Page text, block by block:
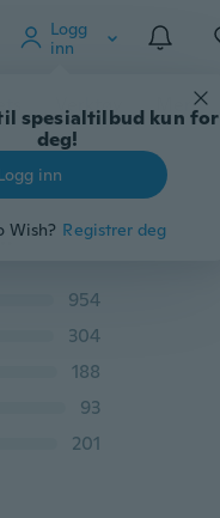
Logg
inn
spesialtilbud kun for
deg!
inn
Wish? Registrer deg
Verktøy
Grusrenseverktøy
954
304
188
93
201